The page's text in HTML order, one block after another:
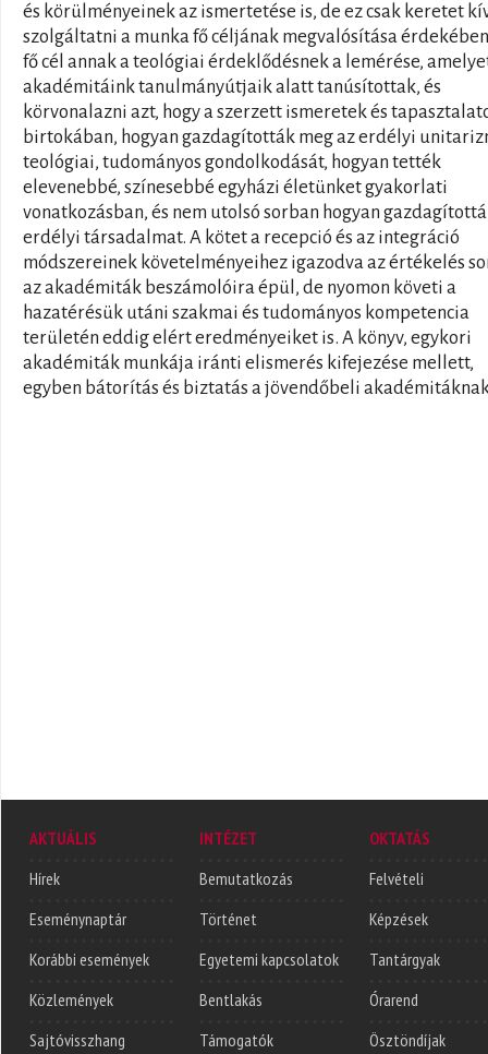
és körülményeinek az ismertetése is, de ez csak keretet
szolgáltatni a munka fő céljának megvalósítása
fő cél annak a teológiai érdeklődésnek a lemérése,
akadémitáink tanulmányútjaik alatt tanúsítottak, és
körvonalazni azt, hogy a szerzett ismeretek és
birtokában, hogyan gazdagították meg az erdélyi
teológiai, tudományos gondolkodását, hogyan tették
elevenebbé, színesebbé egyházi életünket gyakorlati
vonatkozásban, és nem utolsó sorban hogyan
erdélyi társadalmat. A kötet a recepció és az integráció
módszereinek követelményeihez igazodva az értékelés
az akadémiták beszámolóira épül, de nyomon követi a
hazatérésük utáni szakmai és tudományos kompetencia
területén eddig elért eredményeiket is. A könyv, egykori
akadémiták munkája iránti elismerés kifejezése mellett,
egyben bátorítás és biztatás a jövendőbeli
AKTUÁLIS
Hírek
Eseménynaptár
Korábbi események
Közlemények
Sajtóvisszhang
INTÉZET
Bemutatkozás
Történet
Egyetemi kapcsolatok
Bentlakás
Támogatók
OKTATÁS
Felvételi
Képzések
Tantárgyak
Órarend
Ösztöndíjak